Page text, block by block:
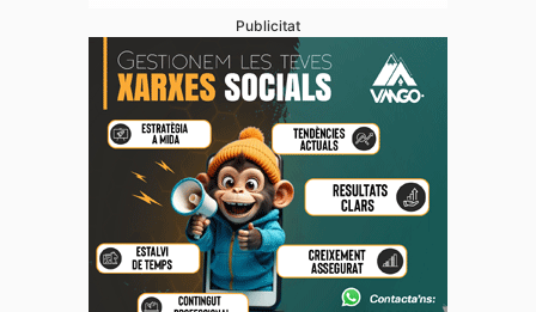
Publicitat